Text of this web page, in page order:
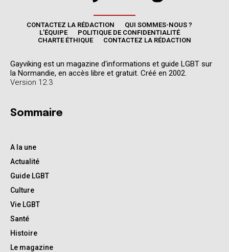
CONTACTEZ LA RÉDACTION
QUI SOMMES-NOUS ?
L’ÉQUIPE
POLITIQUE DE CONFIDENTIALITÉ
CHARTE ÉTHIQUE
CONTACTEZ LA RÉDACTION
Gayviking est un magazine d'informations et guide LGBT sur
la Normandie, en accès libre et gratuit. Créé en 2002.
Version 12.3
Sommaire
A la une
Actualité
Guide LGBT
Culture
Vie LGBT
Santé
Histoire
Le magazine